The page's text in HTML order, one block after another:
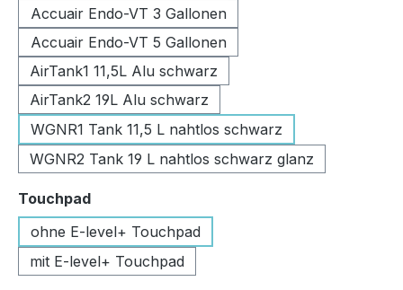
Accuair Endo-VT 3 Gallonen
Accuair Endo-VT 5 Gallonen
AirTank1 11,5L Alu schwarz
AirTank2 19L Alu schwarz
WGNR1 Tank 11,5 L nahtlos schwarz
WGNR2 Tank 19 L nahtlos schwarz glanz
Touchpadauswählen
ohne E-level+ Touchpad
mit E-level+ Touchpad